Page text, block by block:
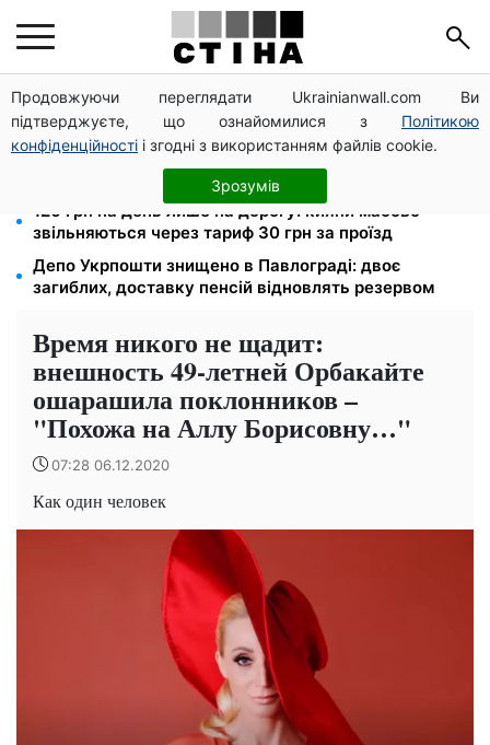
Продовжуючи переглядати Ukrainianwall.com Ви
підтверджуєте, що ознайомилися з Політикою
конфіденційності і згодні з використанням файлів cookie.
Зрозумів
Пенсія для III групи інвалідності з 1 вересня: від
2595 до 10 625 грн — хто скільки отримає
Цифровізація справ і ВЛК: юрист Танасійчук — чому
перевірки ТЦК не працюють без зміни системи
120 грн на день лише на дорогу: кияни масово
звільняються через тариф 30 грн за проїзд
Депо Укрпошти знищено в Павлограді: двоє
загиблих, доставку пенсій відновлять резервом
Время никого не щадит:
внешность 49-летней Орбакайте
ошарашила поклонников –
"Похожа на Аллу Борисовну…"
07:28 06.12.2020
Как один человек